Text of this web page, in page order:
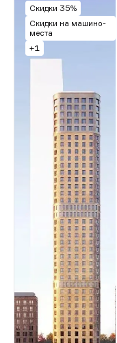
Скидки 35%
Скидки на машино-
места
+1